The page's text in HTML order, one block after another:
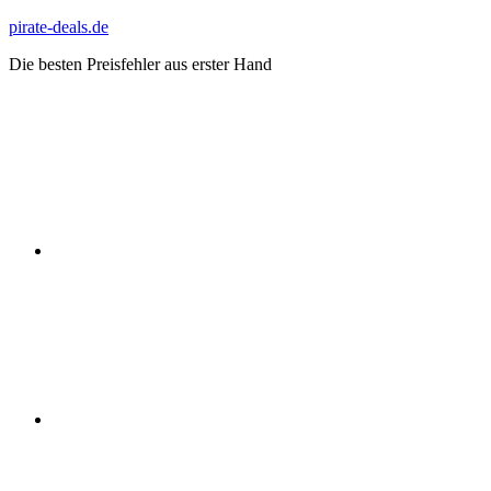
Zum
springen
pirate-deals.de
Die besten Preisfehler aus erster Hand